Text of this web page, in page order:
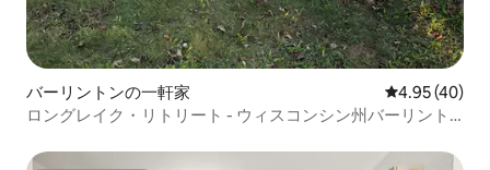
バーリントンの一軒家 レビュー40
4.95 (40)
ロングレイク・リトリート - ウィスコンシン州バーリント